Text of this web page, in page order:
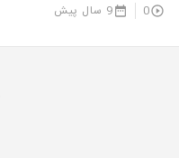
0 9 سال پیش